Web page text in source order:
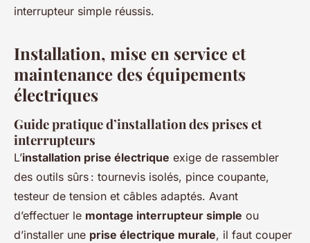
interrupteur simple réussis.
Installation, mise en service et
maintenance des équipements
électriques
Guide pratique d’installation des prises et
interrupteurs
L’installation prise électrique exige de rassembler
des outils sûrs : tournevis isolés, pince coupante,
testeur de tension et câbles adaptés. Avant
d’effectuer le montage interrupteur simple ou
d’installer une prise électrique murale, il faut couper